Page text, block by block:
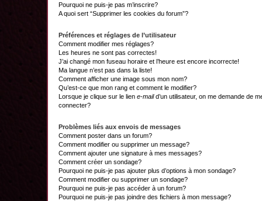
Pourquoi ne puis-je pas m’inscrire?
A quoi sert “Supprimer les cookies du forum”?
Préférences et réglages de l’utilisateur
Comment modifier mes réglages?
Les heures ne sont pas correctes!
J’ai changé mon fuseau horaire et l’heure est encore incorrecte!
Ma langue n’est pas dans la liste!
Comment afficher une image sous mon nom?
Qu’est-ce que mon rang et comment le modifier?
Lorsque je clique sur le lien e-maild’un utilisateur, on me demande de
connecter?
Problèmes liés aux envois de messages
Comment poster dans un forum?
Comment modifier ou supprimer un message?
Comment ajouter une signature à mes messages?
Comment créer un sondage?
Pourquoi ne puis-je pas ajouter plus d’options à mon sondage?
Comment modifier ou supprimer un sondage?
Pourquoi ne puis-je pas accéder à un forum?
Pourquoi ne puis-je pas joindre des fichiers à mon message?